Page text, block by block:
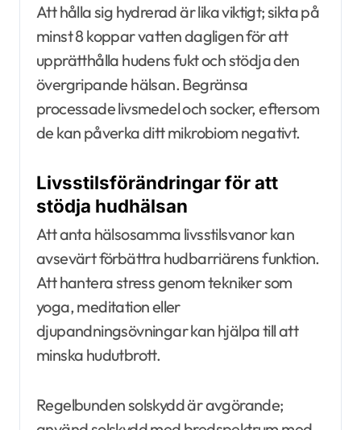
Att hålla sig hydrerad är lika viktigt; sikta på
minst 8 koppar vatten dagligen för att
upprätthålla hudens fukt och stödja den
övergripande hälsan. Begränsa
processade livsmedel och socker, eftersom
de kan påverka ditt mikrobiom negativt.
Livsstilsförändringar för att
stödja hudhälsan
Att anta hälsosamma livsstilsvanor kan
avsevärt förbättra hudbarriärens funktion.
Att hantera stress genom tekniker som
yoga, meditation eller
djupandningsövningar kan hjälpa till att
minska hudutbrott.
Regelbunden solskydd är avgörande;